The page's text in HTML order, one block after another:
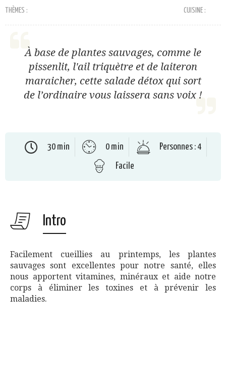
THÈMES : CUISINE :
À base de plantes sauvages, comme le
pissenlit, l'ail triquètre et de laiteron
maraicher, cette salade détox qui sort
de l’ordinaire vous laissera sans voix !
30 min 0 min
Personnes : 4
Facile
Intro
Facilement cueillies au printemps, les plantes
sauvages sont excellentes pour notre santé, elles
nous apportent vitamines, minéraux et aide notre
corps à éliminer les toxines et à prévenir les
maladies.